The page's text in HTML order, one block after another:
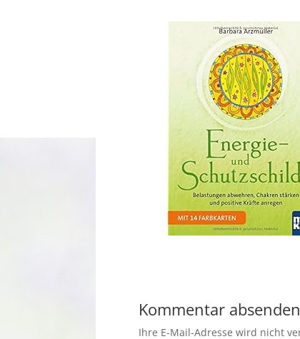
Kommentar absenden
Ihre E-Mail-Adresse wird nicht